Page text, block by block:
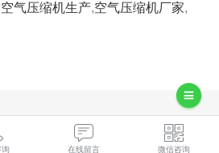
空气压缩机生产,空气压缩机厂家,
在线留言 微信咨询